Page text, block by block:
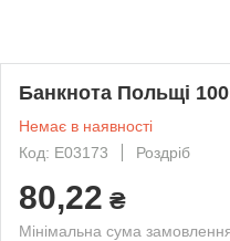
Банкнота Польщі
Немає в наявності
Код: Е03173
Роздріб
80,22 ₴
Мінімальна сума